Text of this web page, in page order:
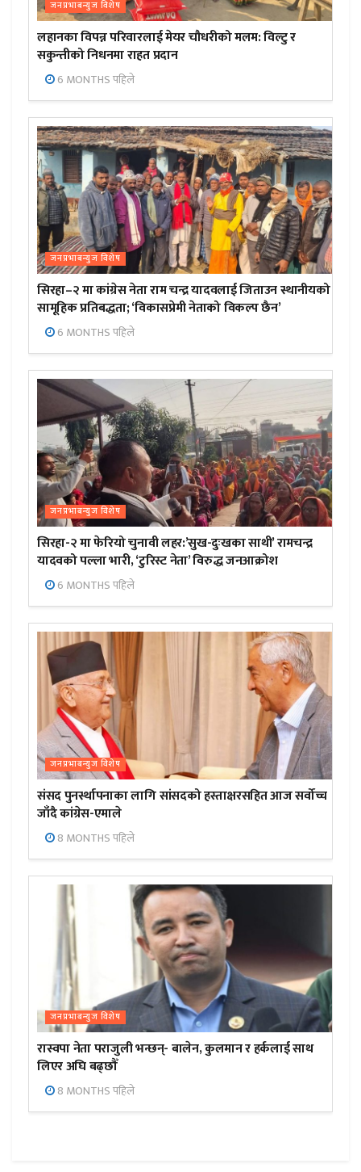
जनप्रभाबन्युज विशेष
लहानका विपन्न परिवारलाई मेयर चौधरीको मलम: विल्टु र
सकुन्तीको निधनमा राहत प्रदान
6 MONTHS पहिले
जनप्रभाबन्युज विशेष
सिरहा–२ मा कांग्रेस नेता राम चन्द्र यादवलाई जिताउन स्थानीयको
सामूहिक प्रतिबद्धता; ‘विकासप्रेमी नेताको विकल्प छैन’
6 MONTHS पहिले
जनप्रभाबन्युज विशेष
सिरहा-२ मा फेरियो चुनावी लहर:’सुख-दुःखका साथी’ रामचन्द्र
यादवको पल्ला भारी, ‘टुरिस्ट नेता’ विरुद्ध जनआक्रोश
6 MONTHS पहिले
जनप्रभाबन्युज विशेष
संसद पुनर्स्थापनाका लागि सांसदको हस्ताक्षरसहित आज सर्वोच्च
जाँदै कांग्रेस-एमाले
8 MONTHS पहिले
जनप्रभाबन्युज विशेष
रास्वपा नेता पराजुली भन्छन्- बालेन, कुलमान र हर्कलाई साथ
लिएर अघि बढ्छौँ
8 MONTHS पहिले